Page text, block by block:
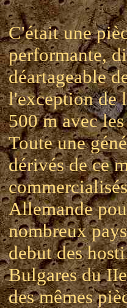
C'était une
performante,
déartageable
l'exception de
500 m avec
Toute une
dérivés de ce
Allemande
nombreux
debut des
Bulgares du
des mêmes